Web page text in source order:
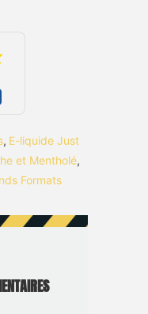
, E-liquide Just
et Mentholé,
Formats